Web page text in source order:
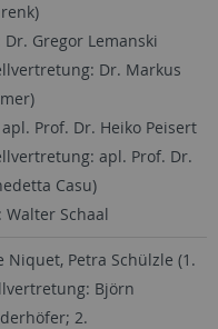
Dr. Gregor Lemanski
Dr. Markus
apl. Prof. Dr. Heiko Peisert
apl. Prof. Dr.
Casu)
Walter Schaal
Niquet, Petra Schülzle (1.
Björn
2.